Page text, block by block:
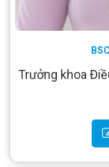
Trưởng khoa